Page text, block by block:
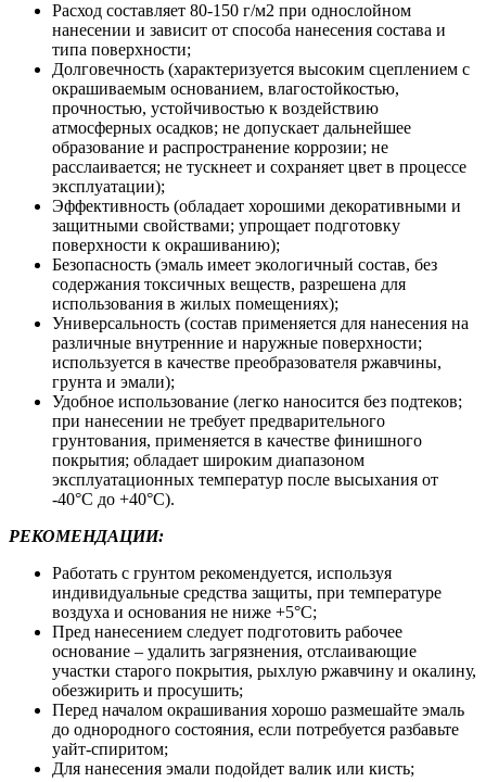
Расход составляет 80-150 г/м2 при однослойном
нанесении и зависит от способа нанесения состава и
типа поверхности;
Долговечность (характеризуется высоким сцеплением с
окрашиваемым основанием, влагостойкостью,
прочностью, устойчивостью к воздействию
атмосферных осадков; не допускает дальнейшее
образование и распространение коррозии; не
расслаивается; не тускнеет и сохраняет цвет в процессе
эксплуатации);
Эффективность (обладает хорошими декоративными и
защитными свойствами; упрощает подготовку
поверхности к окрашиванию);
Безопасность (эмаль имеет экологичный состав, без
содержания токсичных веществ, разрешена для
использования в жилых помещениях);
Универсальность (состав применяется для нанесения на
различные внутренние и наружные поверхности;
используется в качестве преобразователя ржавчины,
грунта и эмали);
Удобное использование (легко наносится без подтеков;
при нанесении не требует предварительного
грунтования, применяется в качестве финишного
покрытия; обладает широким диапазоном
эксплуатационных температур после высыхания от
-40°С до +40°С).
РЕКОМЕНДАЦИИ:
Работать с грунтом рекомендуется, используя
индивидуальные средства защиты, при температуре
воздуха и основания не ниже +5°С;
Пред нанесением следует подготовить рабочее
основание – удалить загрязнения, отслаивающие
участки старого покрытия, рыхлую ржавчину и окалину,
обезжирить и просушить;
Перед началом окрашивания хорошо размешайте эмаль
до однородного состояния, если потребуется разбавьте
уайт-спиритом;
Для нанесения эмали подойдет валик или кисть;